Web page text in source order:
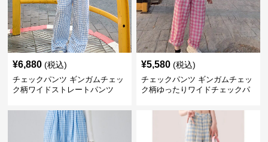
¥6,880 (税込)
チェックパンツ ギンガムチェッ
ク柄ワイドストレートパンツ
¥5,580 (税込)
チェックパンツ ギンガムチェッ
ク柄ゆったりワイドチェックパ